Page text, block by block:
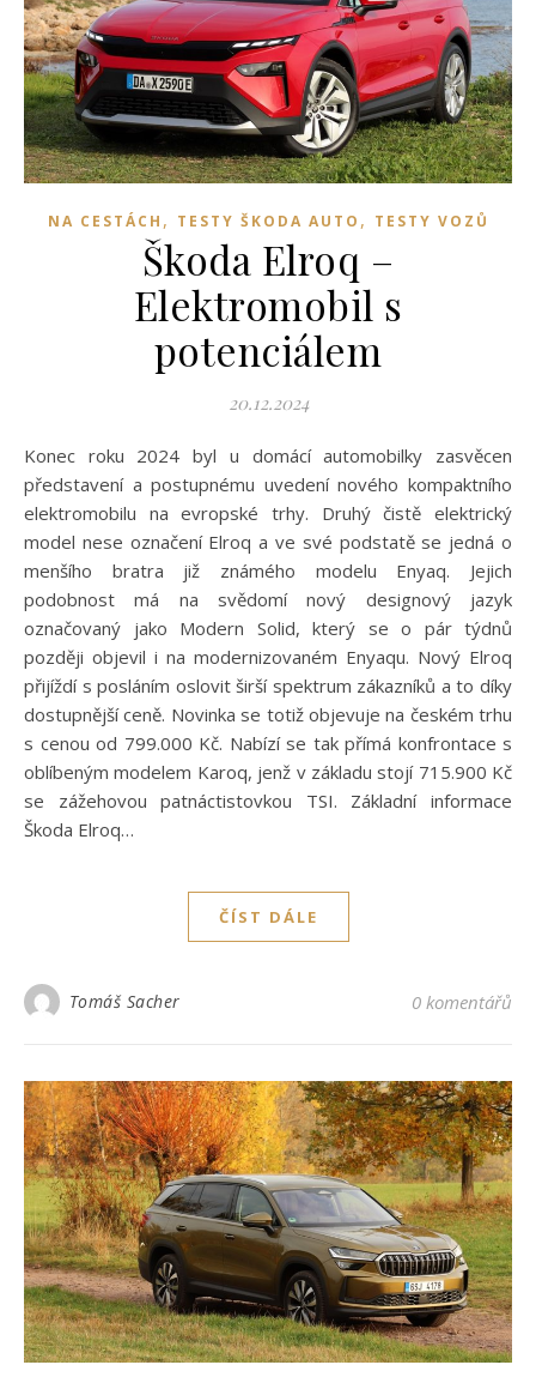
NA CESTÁCH , TESTY ŠKODA AUTO , TESTY VOZŮ
Škoda Elroq –
Elektromobil s
potenciálem
20.12.2024
Konec roku 2024 byl u domácí automobilky zasvěcen
představení a postupnému uvedení nového kompaktního
elektromobilu na evropské trhy. Druhý čistě elektrický
model nese označení Elroq a ve své podstatě se jedná o
menšího bratra již známého modelu Enyaq. Jejich
podobnost má na svědomí nový designový jazyk
označovaný jako Modern Solid, který se o pár týdnů
později objevil i na modernizovaném Enyaqu. Nový Elroq
přijíždí s posláním oslovit širší spektrum zákazníků a to díky
dostupnější ceně. Novinka se totiž objevuje na českém trhu
s cenou od 799.000 Kč. Nabízí se tak přímá konfrontace s
oblíbeným modelem Karoq, jenž v základu stojí 715.900 Kč
se zážehovou patnáctistovkou TSI. Základní informace
Škoda Elroq…
ČÍST DÁLE
Tomáš Sacher 0 komentářů